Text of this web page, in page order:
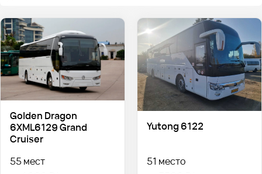
Golden Dragon
6XML6129 Grand
Cruiser
55 мест
Yutong 6122
51 место